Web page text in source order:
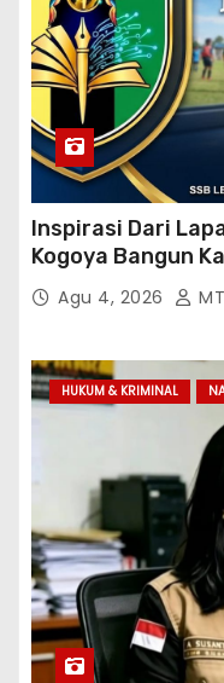
Inspirasi Dari
Kogoya Bangun
PapuaAgu 4, 2026
HUKUM & KRIMINAL